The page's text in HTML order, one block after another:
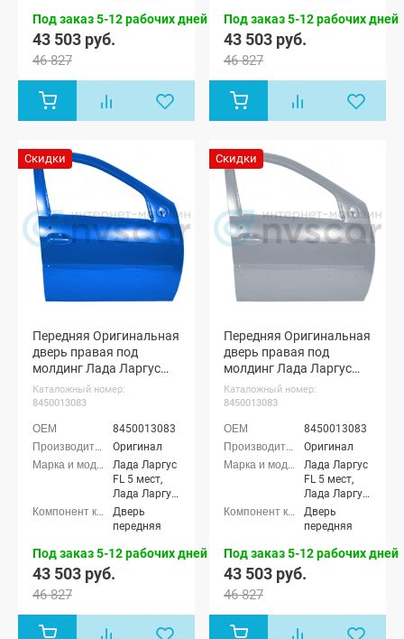
мест, Лада
Кросс 7 мест
Под заказ 5-12 рабочих дней
43 503 руб.
46 827
мест, Лада
Кросс 7 мест
Под заказ 5-12 рабочих дней
43 503 руб.
46 827
Скидки
Передняя Оригинальная
дверь правая под
молдинг Лада Ларгус
ФЛ (Лазурно-синий 498)
Каталожный номер:
8450013083
8450013083
Оригинал
Лада Ларгус
FL 5 мест,
Лада Ларгус
FL 7 мест,
Лада Ларгус
мест, Лада
Кросс 7 мест
Дверь
передняя
Под заказ 5-12 рабочих дней
43 503 руб.
46 827
Скидки
Передняя Оригинальная
дверь правая под
молдинг Лада Ларгус
ФЛ (Серое плато 624)
Каталожный номер:
8450013083
8450013083
Оригинал
Лада Ларгус
FL 5 мест,
Лада Ларгус
FL 7 мест,
Лада Ларгус
мест, Лада
Кросс 7 мест
Дверь
передняя
Под заказ 5-12 рабочих дней
43 503 руб.
46 827